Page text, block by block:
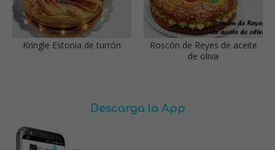
Kringle Estonia de turrón
Roscón de Reyes de aceite
de oliva
Descarga la App